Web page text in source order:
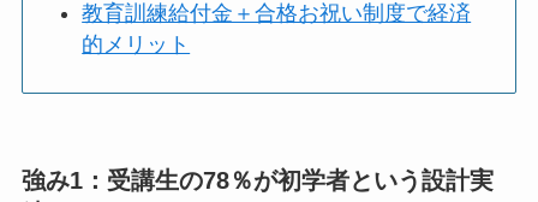
教育訓練給付金＋合格お祝い制度で経済
的メリット
強み1：受講生の78％が初学者という設計実